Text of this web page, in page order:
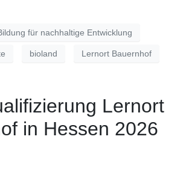
für nachhaltige Entwicklung
bioland Lernort Bauernhof
Lernort
in Hessen 2026